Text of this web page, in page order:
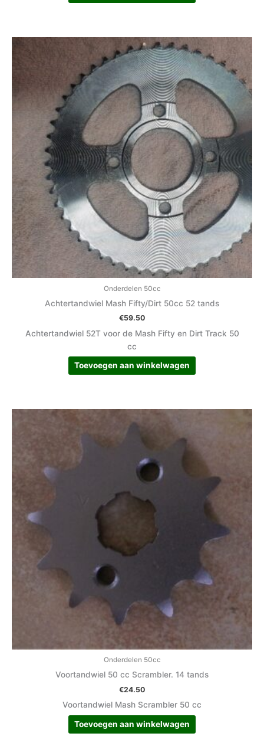
Onderdelen 50cc
Achtertandwiel Mash Fifty/Dirt 50cc 52 tands
€59.50
Achtertandwiel 52T voor de Mash Fifty en Dirt Track 50
cc
Toevoegen aan winkelwagen
Onderdelen 50cc
Voortandwiel 50 cc Scrambler. 14 tands
€24.50
Voortandwiel Mash Scrambler 50 cc
Toevoegen aan winkelwagen